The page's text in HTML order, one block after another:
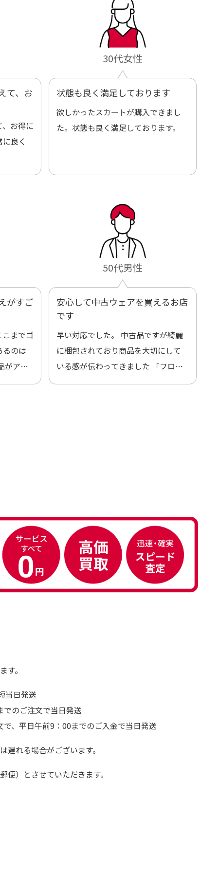
て、お
お得に
良く
30代女性
状態も良く満足しております
欲しかったスカートが購入できまし
た。状態も良く満足しております。
がすご
までゴ
るのは
がアッ
クする
50代男性
安心して中古ウェアを買えるお店
です
早い対応でした。 中古品ですが綺麗
に梱包されており商品を大切にして
いる感が伝わってきました 「フロン
ト部分に汚れあり」と記載ありまし
す。
当日発送
でのご注文で当日発送
、平日午前9：00までのご入金で当日発送
れる場合がございます。
便）とさせていただきます。